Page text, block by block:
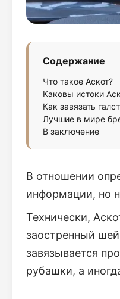
Содержание
Что такое Аскот?
Каковы истоки
Как завязать
Лучшие в мире
В заключение
В отношении
информации, но
Технически,
заостренный
завязывается
рубашки, а